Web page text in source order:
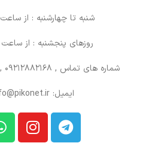
شنبه تا چهارشنبه : از ساعت 9 تا 18
روزهای پنجشنبه : از ساعت 9 تا 14
شماره های تماس , 09212882168 , 09352266546
ایمیل: info@pikonet.ir